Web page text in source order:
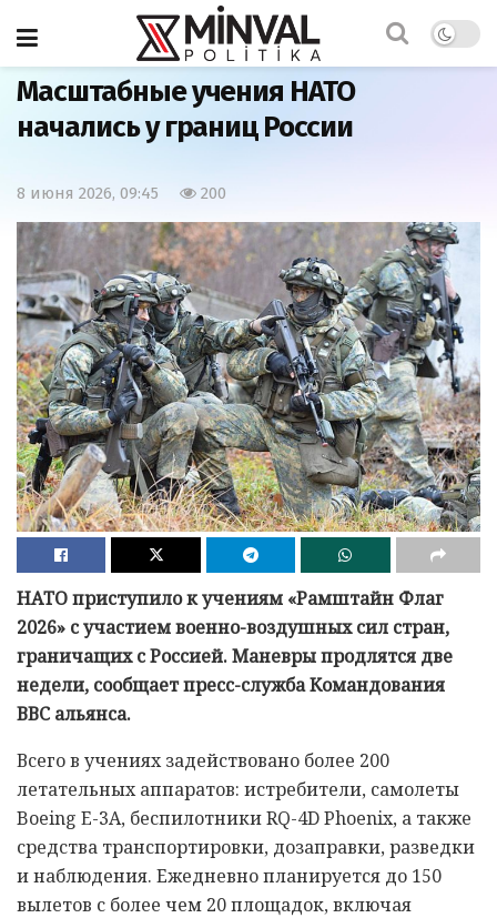
Главная
Масштабные учения НАТО
начались у границ России
8 июня 2026, 09:45 200
НАТО приступило к учениям «Рамштайн Флаг
2026» с участием военно-воздушных сил стран,
граничащих с Россией. Маневры продлятся две
недели, сообщает пресс-служба Командования
ВВС альянса.
Всего в учениях задействовано более 200
летательных аппаратов: истребители, самолеты
Boeing E-3A, беспилотники RQ-4D Phoenix, а также
средства транспортировки, дозаправки, разведки
и наблюдения. Ежедневно планируется до 150
вылетов с более чем 20 площадок, включая